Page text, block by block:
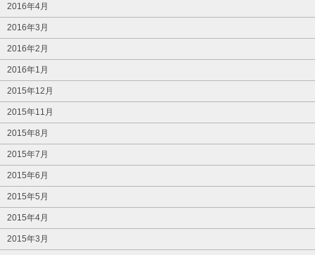
2016年4月
2016年3月
2016年2月
2016年1月
2015年12月
2015年11月
2015年8月
2015年7月
2015年6月
2015年5月
2015年4月
2015年3月